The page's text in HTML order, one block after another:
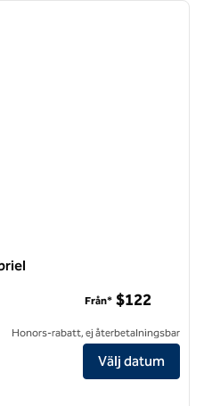
nästa
Angeles/San Gabriel
Från* $122
Honors-rabatt, ej återbetalningsbar
Välj datum